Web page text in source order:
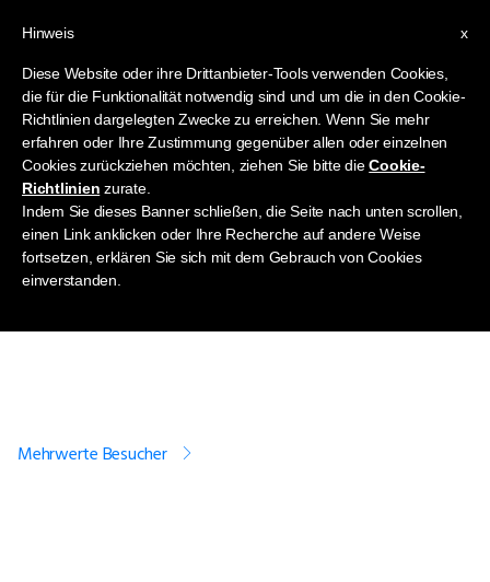
Mehrwerte
Vorteile für Event-Locations
Mehrwerte Besucher
x
Hinweis
Diese Website oder ihre Drittanbieter-Tools verwenden Cookies,
die für die Funktionalität notwendig sind und um die in den Cookie-
Richtlinien dargelegten Zwecke zu erreichen. Wenn Sie mehr
erfahren oder Ihre Zustimmung gegenüber allen oder einzelnen
Cookies zurückziehen möchten, ziehen Sie bitte dieCookie-
Richtlinien zurate.
Indem Sie dieses Banner schließen, die Seite nach unten scrollen,
einen Link anklicken oder Ihre Recherche auf andere Weise
fortsetzen, erklären Sie sich mit dem Gebrauch von Cookies
einverstanden.